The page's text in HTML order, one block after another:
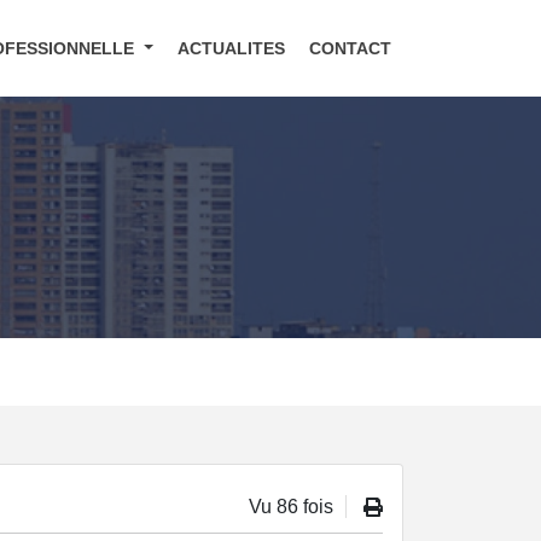
ACTUALITES CONTACT
Vu 86 fois